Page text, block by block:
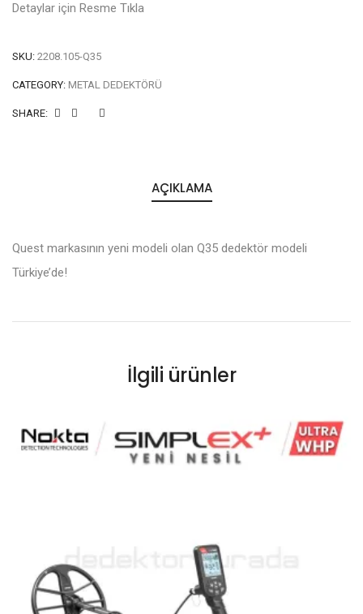
Detaylar için Resme Tıkla
SKU: 2208.105-Q35
CATEGORY: METAL DEDEKTÖRÜ
SHARE:
AÇIKLAMA
Quest markasının yeni modeli olan Q35 dedektör modeli
Türkiye’de!
İlgili ürünler